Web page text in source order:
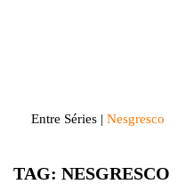
Entre Séries | Nesgresco
TAG: NESGRESCO